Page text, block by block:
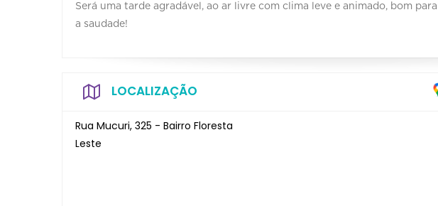
Será uma tarde agradável, ao ar livre com clima leve e animado, bom
a saudade!
LOCALIZAÇÃO
Rua Mucuri, 325 - Bairro Floresta
Leste